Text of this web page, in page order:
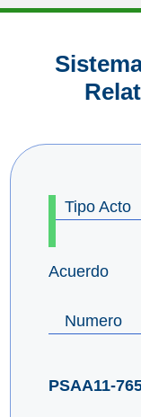
Tipo Acto
Acuerdo
Numero
PSAA11-